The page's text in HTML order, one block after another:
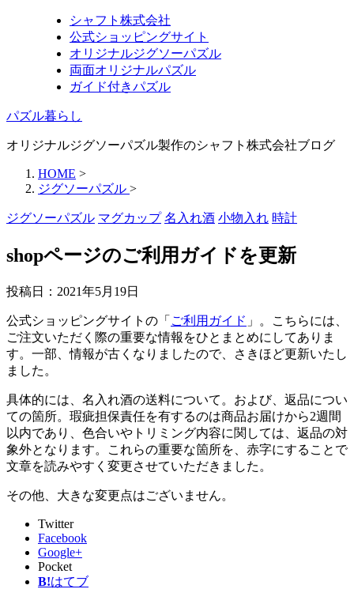
シャフト株式会社
公式ショッピングサイト
オリジナルジグソーパズル
両面オリジナルパズル
ガイド付きパズル
パズル暮らし
オリジナルジグソーパズル製作のシャフト株式会社ブログ
HOME >
ジグソーパズル >
ジグソーパズル マグカップ 名入れ酒 小物入れ 時計
shopページのご利用ガイドを更新
投稿日： 2021年5月19日
公式ショッピングサイトの「 ご利用ガイド 」。こちらには、
ご注文いただく際の重要な情報をひとまとめにしてありま
す。一部、情報が古くなりましたので、さきほど更新いたし
ました。
具体的には、名入れ酒の送料について。および、返品につい
ての箇所。瑕疵担保責任を有するのは商品お届けから2週間
以内であり、色合いやトリミング内容に関しては、返品の対
象外となります。これらの重要な箇所を、赤字にすることで
文章を読みやすく変更させていただきました。
その他、大きな変更点はございません。
Twitter
Facebook
Google+
Pocket
B!はてブ